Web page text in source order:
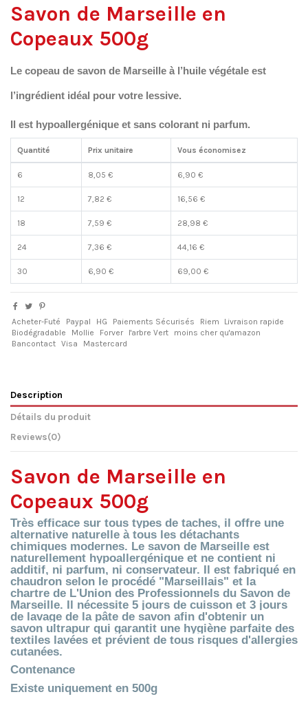
Savon de Marseille en
Copeaux 500g
Le copeau de savon de Marseille à l’huile végétale est
l’ingrédient idéal pour votre lessive.
Il est hypoallergénique et sans colorant ni parfum.
Quantité Prix unitaire Vous économisez
6 8,05 € 6,90 €
12 7,82 € 16,56 €
18 7,59 € 28,98 €
24 7,36 € 44,16 €
30 6,90 € 69,00 €
Acheter-Futé Paypal HG Paiements Sécurisés Riem
Livraison rapide
Biodégradable
Mollie Forver l'arbre Vert
moins cher qu'amazon
Bancontact Visa Mastercard
Description
Détails du produit
Reviews(0)
Savon de Marseille en
Copeaux 500g
Très efficace sur tous types de taches, il offre une
alternative naturelle à tous les détachants
chimiques modernes. Le savon de Marseille est
naturellement hypoallergénique et ne contient ni
additif, ni parfum, ni conservateur. Il est fabriqué en
chaudron selon le procédé "Marseillais" et la
chartre de L'Union des Professionnels du Savon de
Marseille. Il nécessite 5 jours de cuisson et 3 jours
de lavage de la pâte de savon afin d'obtenir un
savon ultrapur qui garantit une hygiène parfaite des
textiles lavées et prévient de tous risques d'allergies
cutanées.
Contenance
Existe uniquement en 500g